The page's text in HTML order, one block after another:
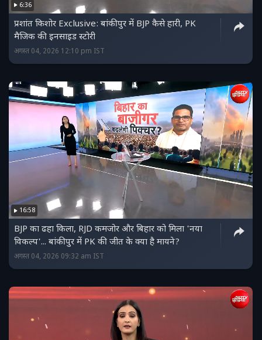
6:36
प्रशांत किशोर Exclusive: बांकीपुर में BJP कैसे हारी, PK
मैजिक की इनसाइड स्‍टोरी
अगस्त 04, 2026 12:10 pm IST
16:58
BJP का ढहा किला, RJD कमजोर और बिहार को मिला 'नया
विकल्प'... बांकीपुर में PK की जीत के क्या है मायने?
अगस्त 04, 2026 09:32 am IST